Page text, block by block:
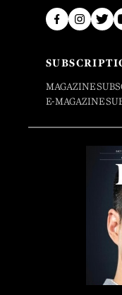
MAGAZINE
E-MAGAZINE